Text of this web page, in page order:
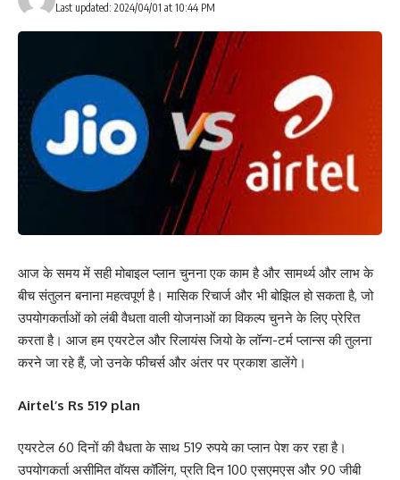
Last updated: 2024/04/01 at 10:44 PM
आज के समय में सही मोबाइल प्लान चुनना एक काम है और सामर्थ्य और लाभ के
बीच संतुलन बनाना महत्वपूर्ण है। मासिक रिचार्ज और भी बोझिल हो सकता है, जो
उपयोगकर्ताओं को लंबी वैधता वाली योजनाओं का विकल्प चुनने के लिए प्रेरित
करता है। आज हम एयरटेल और रिलायंस जियो के लॉन्ग-टर्म प्लान्स की तुलना
करने जा रहे हैं, जो उनके फीचर्स और अंतर पर प्रकाश डालेंगे।
Airtel’s Rs 519 plan
एयरटेल 60 दिनों की वैधता के साथ 519 रुपये का प्लान पेश कर रहा है।
उपयोगकर्ता असीमित वॉयस कॉलिंग, प्रति दिन 100 एसएमएस और 90 जीबी